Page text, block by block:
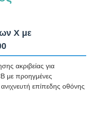
Χ με
ακριβείας για
με προηγμένες
επίπεδης οθόνης